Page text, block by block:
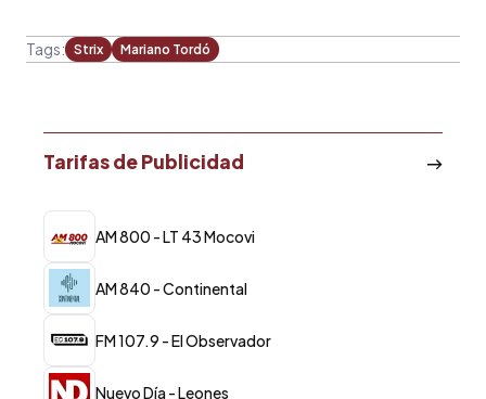
Tags: Strix Mariano Tordó
Tarifas de Publicidad
AM 800 - LT 43 Mocovi
AM 840 - Continental
FM 107.9 - El Observador
Nuevo Día - Leones